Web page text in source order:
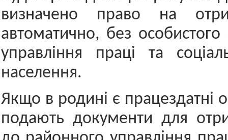
визначено право на
автоматично, без
управління праці та
населення.
Якщо в родині є працездатні
подають документи для